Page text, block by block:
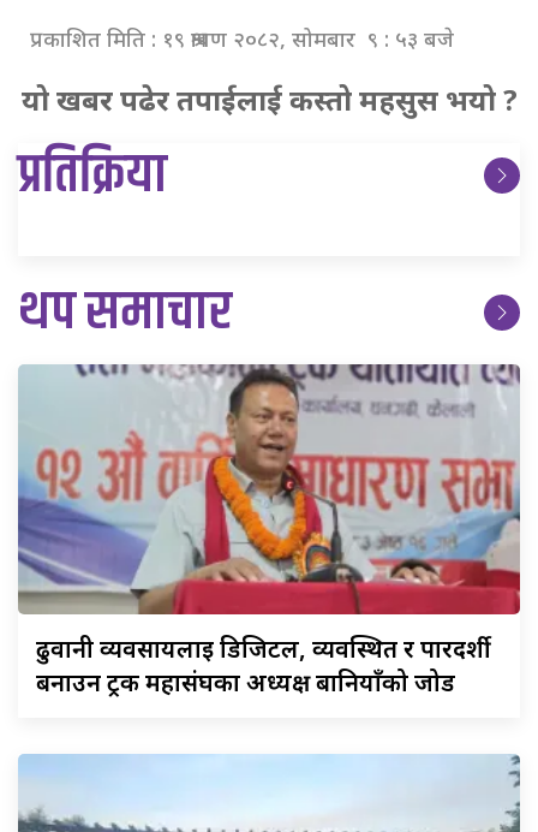
प्रकाशित मिति : १९ श्रावण २०८२, सोमबार ९ : ५३ बजे
यो खबर पढेर तपाईलाई कस्तो महसुस भयो ?
प्रतिक्रिया
थप समाचार
ढुवानीव्यवसायलाई डिजिटल, व्यवस्थित र पारदर्शी
बनाउन ट्रक महासंघका अध्यक्ष बानियाँको जोड